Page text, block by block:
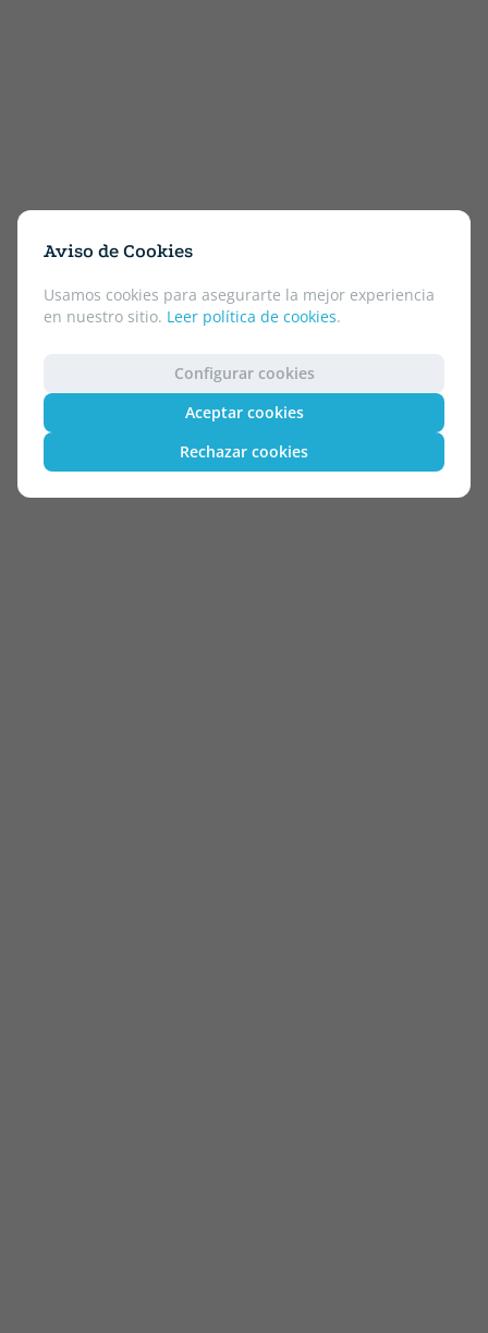
Aviso de Cookies
Usamos cookies para asegurarte la mejor experiencia
en nuestro sitio. Leer política de cookies.
Configurar cookies
Aceptar cookies
Rechazar cookies